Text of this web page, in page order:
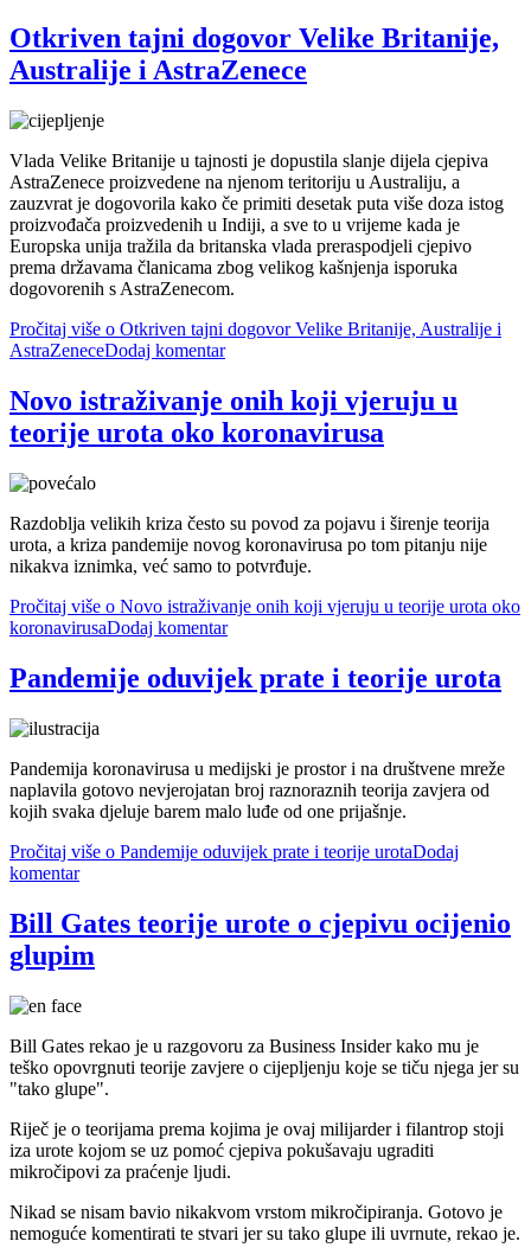
Otkriven tajni dogovor Velike Britanije,
Australije i AstraZenece
Vlada Velike Britanije u tajnosti je dopustila slanje dijela cjepiva
AstraZenece proizvedene na njenom teritoriju u Australiju, a
zauzvrat je dogovorila kako če primiti desetak puta više doza istog
proizvođača proizvedenih u Indiji, a sve to u vrijeme kada je
Europska unija tražila da britanska vlada preraspodjeli cjepivo
prema državama članicama zbog velikog kašnjenja isporuka
dogovorenih s AstraZenecom.
Pročitaj više o Otkriven tajni dogovor Velike Britanije, Australije i
AstraZeneceDodaj komentar
Novo istraživanje onih koji vjeruju u
teorije urota oko koronavirusa
Razdoblja velikih kriza često su povod za pojavu i širenje teorija
urota, a kriza pandemije novog koronavirusa po tom pitanju nije
nikakva iznimka, već samo to potvrđuje.
Pročitaj više o Novo istraživanje onih koji vjeruju u teorije urota oko
koronavirusaDodaj komentar
Pandemije oduvijek prate i teorije urota
Pandemija koronavirusa u medijski je prostor i na društvene mreže
naplavila gotovo nevjerojatan broj raznoraznih teorija zavjera od
kojih svaka djeluje barem malo luđe od one prijašnje.
Pročitaj više o Pandemije oduvijek prate i teorije urotaDodaj
komentar
Bill Gates teorije urote o cjepivu ocijenio
glupim
Bill Gates rekao je u razgovoru za Business Insider kako mu je
teško opovrgnuti teorije zavjere o cijepljenju koje se tiču njega jer su
"tako glupe".
Riječ je o teorijama prema kojima je ovaj milijarder i filantrop stoji
iza urote kojom se uz pomoć cjepiva pokušavaju ugraditi
mikročipovi za praćenje ljudi.
Nikad se nisam bavio nikakvom vrstom mikročipiranja. Gotovo je
nemoguće komentirati te stvari jer su tako glupe ili uvrnute, rekao je.